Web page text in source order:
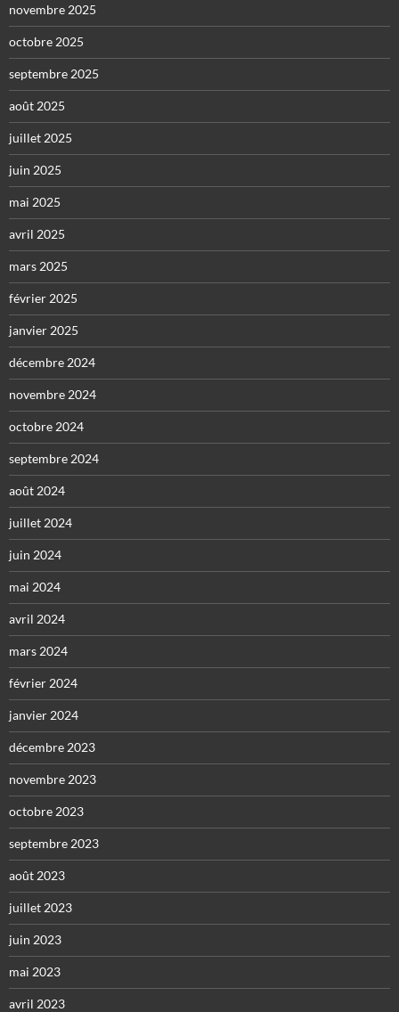
novembre 2025
octobre 2025
septembre 2025
août 2025
juillet 2025
juin 2025
mai 2025
avril 2025
mars 2025
février 2025
janvier 2025
décembre 2024
novembre 2024
octobre 2024
septembre 2024
août 2024
juillet 2024
juin 2024
mai 2024
avril 2024
mars 2024
février 2024
janvier 2024
décembre 2023
novembre 2023
octobre 2023
septembre 2023
août 2023
juillet 2023
juin 2023
mai 2023
avril 2023